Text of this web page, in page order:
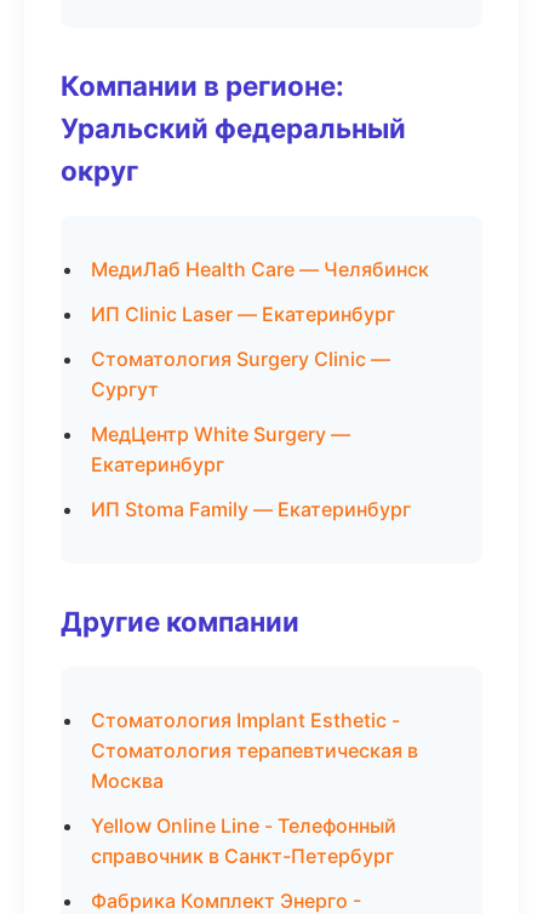
Компании в регионе:
Уральский федеральный
округ
МедиЛаб Health Care — Челябинск
ИП Clinic Laser — Екатеринбург
Стоматология Surgery Clinic —
Сургут
МедЦентр White Surgery —
Екатеринбург
ИП Stoma Family — Екатеринбург
Другие компании
Стоматология Implant Esthetic -
Стоматология терапевтическая в
Москва
Yellow Online Line - Телефонный
справочник в Санкт-Петербург
Фабрика Комплект Энерго -